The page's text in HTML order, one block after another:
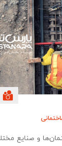
و صنایع